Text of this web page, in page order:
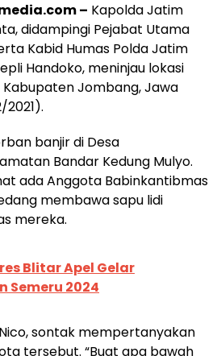
– Kapolda Jatim
didampingi Pejabat Utama
Kabid Humas Polda Jatim
Handoko, meninjau lokasi
Jombang, Jawa
2021).
banjir di Desa
Bandar Kedung Mulyo.
ada Anggota Babinkantibmas
membawa sapu lidi
mereka.
Blitar Apel Gelar
Semeru 2024
sontak mempertanyakan
tersebut. “Buat apa bawah